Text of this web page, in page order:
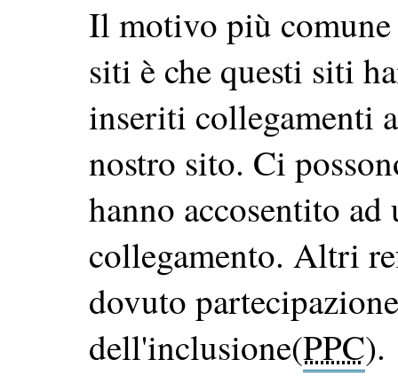
Il motivo più
siti è che questi siti
inseriti collegamenti
nostro sito. Ci
hanno accosentito
collegamento. Altri
dovuto
dell'inclusione(PPC).